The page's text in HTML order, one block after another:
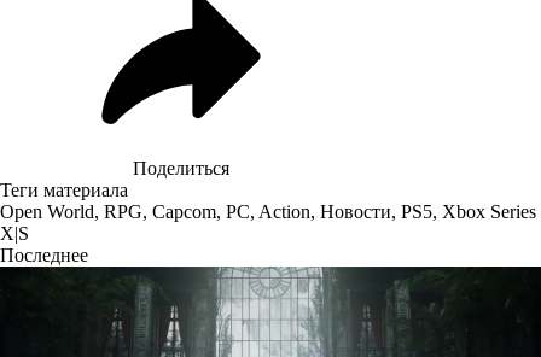
Поделиться
Теги материала
Open World, RPG, Capcom, PC, Action, Новости, PS5, Xbox Series
X|S
Последнее